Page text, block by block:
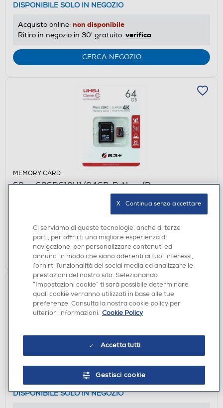
DISPONIBILE SOLO IN NEGOZIO
Acquisto online: non disponibile
Ritiro in negozio in 30' gratuito: verifica
CERCA NEGOZIO
MEMORY CARD
S3+ - S3SDC10U1/64GB-R-Nero/Rosso
DISPONIBILE SOLO IN NEGOZIO
Ritiro in negozio in 30' gratuito:verifica
CERCA NEGOZIO
ACCESSORI FOTOGRAFIA
FUJI - INSTAX MINI ALBUM LIME GR-Lime Green
DISPONIBILE SOLO IN NEGOZIO
Ci serviamo di queste tecnologie, anche di terze
parti, per offrirti una migliore esperienza di
navigazione, per personalizzare contenuti ed
annunci in modo che siano aderenti ai tuoi interessi,
fornirti funzionalità dei social media ed analizzare le
prestazioni del nostro sito. Selezionando
“Impostazioni cookie” ti sarà possibile determinare
quali cookie verranno utilizzati in base alle tue
preferenze. Consulta la nostra cookie policy per
ulteriori informazioni. Cookie Policy
Accetta tutti
Gestisci cookie
X   Continua senza accettare